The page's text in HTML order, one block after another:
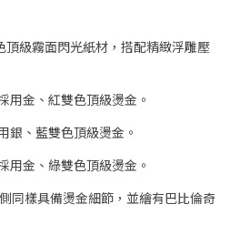
級霧面閃光紙材，搭配精緻浮雕壓
用金、紅雙色頂級燙金。
銀、藍雙色頂級燙金。
用金、綠雙色頂級燙金。
同樣具備燙金細節，並繪有巴比倫奇